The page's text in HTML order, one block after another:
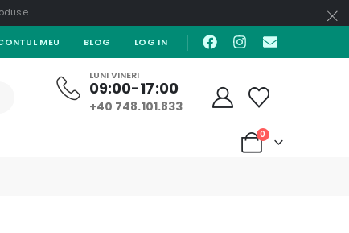
MEU BLOG LOG IN
LUNI VINERI
09:00-17:00
+40 748.101.833
0